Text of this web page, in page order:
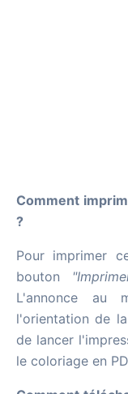
Comment
?
Pour imprimer
bouton
L'annonce au
l'orientation de
de lancer
le coloriage en